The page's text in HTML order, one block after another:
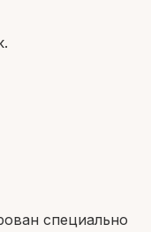
специально